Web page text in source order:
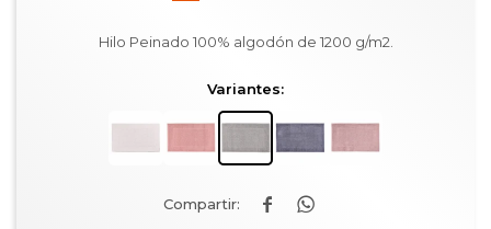
Hilo Peinado 100% algodón de 1200 g/m2.
Variantes:
 